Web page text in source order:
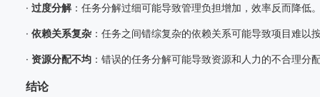
· 过度分解：任务分解过细可能导致管理负担增加，效率反而降低
· 依赖关系复杂 ：任务之间错综复杂的依赖关系可能导致项目难以
· 资源分配不均 ：错误的任务分解可能导致资源和人力的不合理分
结论